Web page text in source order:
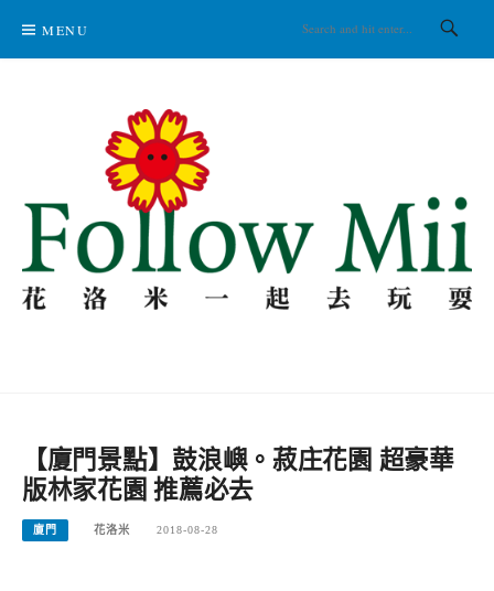
content
MENU
【廈門景點】鼓浪嶼。菽庄花園 超豪華
版林家花園 推薦必去
廈門 花洛米 2018-08-28